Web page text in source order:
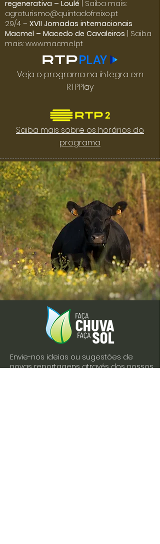
regenerativa – Loulé | Saiba mais:
agroturismo@quintadofreixo.pt
29/4 – XVII Jornadas internacionais
Macmel – Macedo de Cavaleiros | Saiba
mais: www.macmel.pt
Veja o programa na íntegra em
RTPPlay
Saiba mais sobre os horários do
programa
Envie-nos ideias ou sugestões de
novas reportagens através dos nossos